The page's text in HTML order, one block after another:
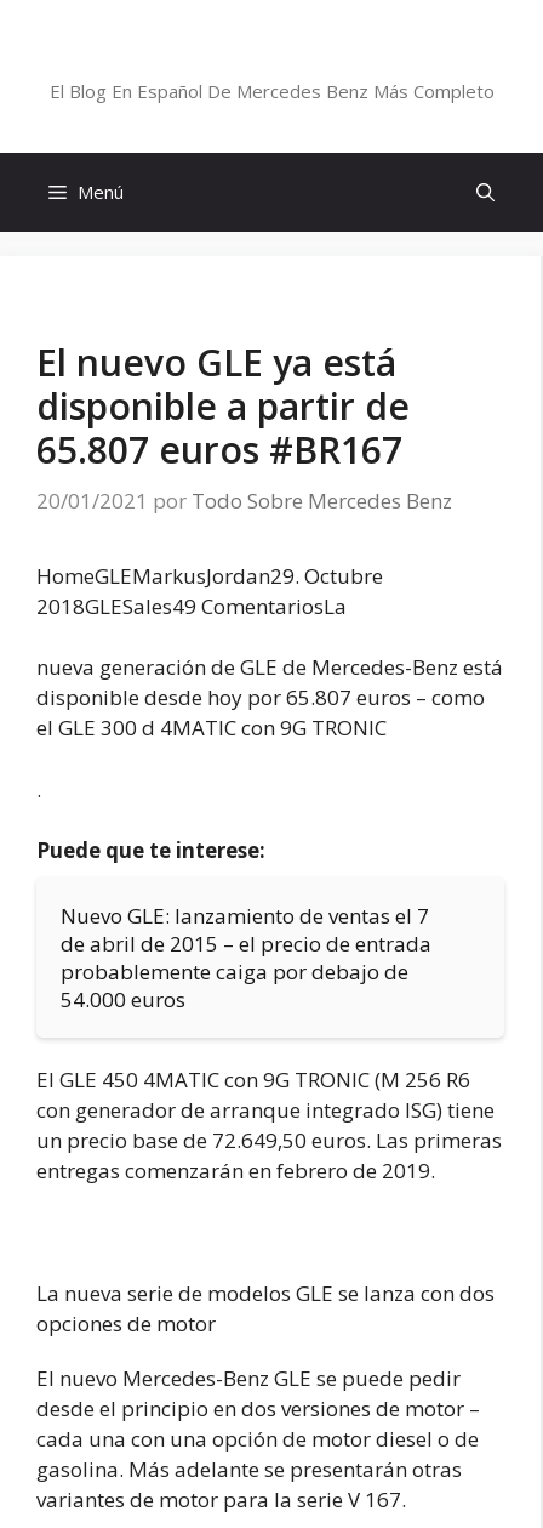
El Blog En Español De Mercedes Benz Más Completo
Menú
El nuevo GLE ya está
disponible a partir de
65.807 euros #BR167
20/01/2021 por Todo Sobre Mercedes Benz
HomeGLEMarkusJordan29. Octubre
2018GLESales49 ComentariosLa
nueva generación de GLE de Mercedes-Benz está
disponible desde hoy por 65.807 euros – como
el GLE 300 d 4MATIC con 9G TRONIC
.
Puede que te interese:
Nuevo GLE: lanzamiento de ventas el 7
de abril de 2015 – el precio de entrada
probablemente caiga por debajo de
54.000 euros
El GLE 450 4MATIC con 9G TRONIC (M 256 R6
con generador de arranque integrado ISG) tiene
un precio base de 72.649,50 euros. Las primeras
entregas comenzarán en febrero de 2019.
La nueva serie de modelos GLE se lanza con dos
opciones de motor
El nuevo Mercedes-Benz GLE se puede pedir
desde el principio en dos versiones de motor –
cada una con una opción de motor diesel o de
gasolina. Más adelante se presentarán otras
variantes de motor para la serie V 167.